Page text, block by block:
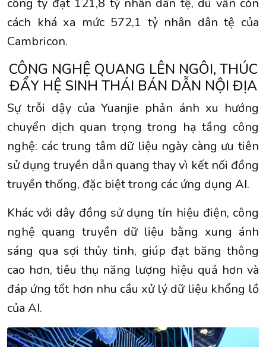
công ty đạt 121,8 tỷ nhân dân tệ, dù vẫn còn
cách khá xa mức 572,1 tỷ nhân dân tệ của
Cambricon.
CÔNG NGHỆ QUANG LÊN NGÔI, THÚC
ĐẨY HỆ SINH THÁI BÁN DẪN NỘI ĐỊA
Sự trỗi dậy của Yuanjie phản ánh xu hướng
chuyển dịch quan trọng trong hạ tầng công
nghệ: các trung tâm dữ liệu ngày càng ưu tiên
sử dụng truyền dẫn quang thay vì kết nối đồng
truyền thống, đặc biệt trong các ứng dụng AI.
Khác với dây đồng sử dụng tín hiệu điện, công
nghệ quang truyền dữ liệu bằng xung ánh
sáng qua sợi thủy tinh, giúp đạt băng thông
cao hơn, tiêu thụ năng lượng hiệu quả hơn và
đáp ứng tốt hơn nhu cầu xử lý dữ liệu khổng lồ
của AI.